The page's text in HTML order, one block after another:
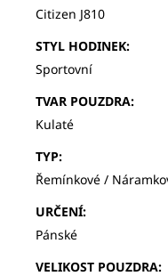
Citizen J810
STYL HODINEK:
Sportovní
TVAR POUZDRA:
Kulaté
TYP:
Řemínkové /
URČENÍ:
Pánské
VELIKOST POUZDRA: